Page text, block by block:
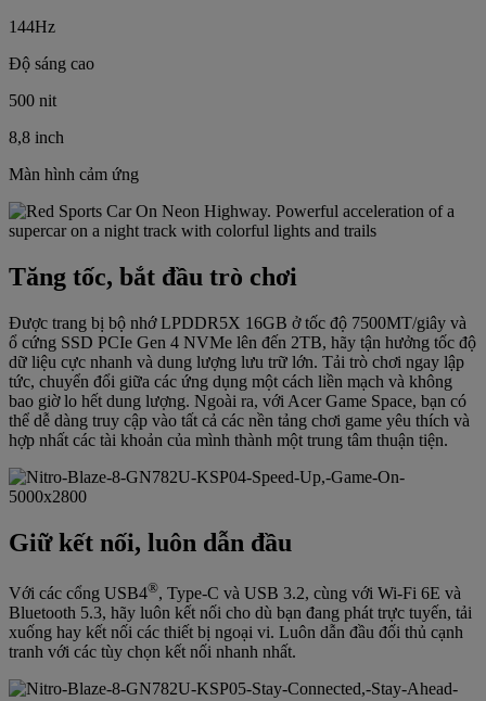
144Hz
Độ sáng cao
500 nit
8,8 inch
Màn hình cảm ứng
Tăng tốc, bắt đầu trò chơi
Được trang bị bộ nhớ LPDDR5X 16GB ở tốc độ 7500MT/giây và
ổ cứng SSD PCIe Gen 4 NVMe lên đến 2TB, hãy tận hưởng tốc độ
dữ liệu cực nhanh và dung lượng lưu trữ lớn. Tải trò chơi ngay lập
tức, chuyển đổi giữa các ứng dụng một cách liền mạch và không
bao giờ lo hết dung lượng. Ngoài ra, với Acer Game Space, bạn có
thể dễ dàng truy cập vào tất cả các nền tảng chơi game yêu thích và
hợp nhất các tài khoản của mình thành một trung tâm thuận tiện.
Giữ kết nối, luôn dẫn đầu
Với các cổng USB4®, Type-C và USB 3.2, cùng với Wi-Fi 6E và
Bluetooth 5.3, hãy luôn kết nối cho dù bạn đang phát trực tuyến, tải
xuống hay kết nối các thiết bị ngoại vi. Luôn dẫn đầu đối thủ cạnh
tranh với các tùy chọn kết nối nhanh nhất.